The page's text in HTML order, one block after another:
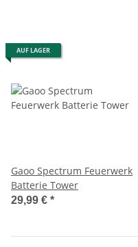
AUF LAGER
Gaoo Spectrum Feuerwerk
Batterie Tower
29,99 € *